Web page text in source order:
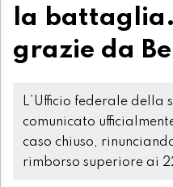
la battaglia.
grazie da
L’Ufficio federale della
comunicato
caso chiuso,
rimborso superiore ai